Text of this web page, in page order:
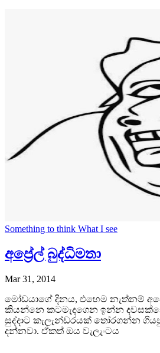
Something to think What I see
අප්‍රේල් බුද්ධිමතා
Mar 31, 2014
මෝඩයාගේ දිනය, එහෙම නැත්නම්
කියන්නෙ කටමැදගෙන ඉන්න
සුද්දාට කැලැන්ඩරයක් තෝරගන්න
දන්නවා. ඒකත් ඔය වැලැංටය